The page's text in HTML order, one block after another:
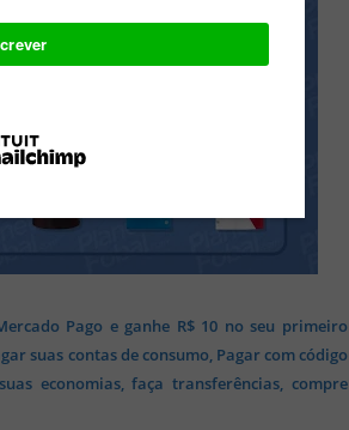
Pago e ganhe R$ 10 no seu primeiro
suas contas de consumo, Pagar com código
economias, faça transferências, compre